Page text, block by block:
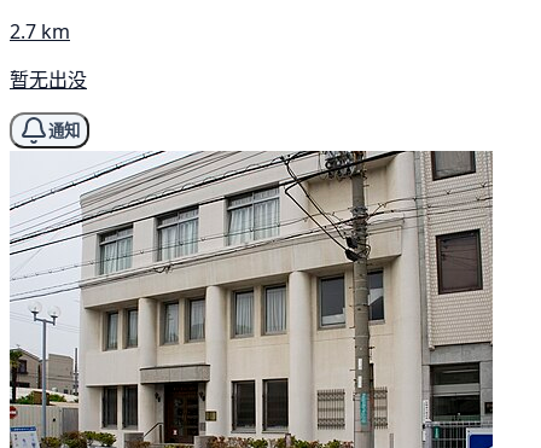
2.7 km
暂无出没
通知